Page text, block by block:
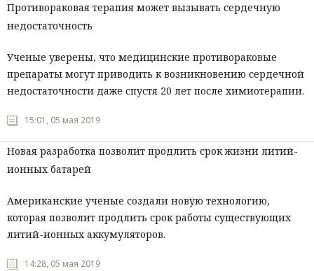
Противораковая терапия может вызывать сердечную
недостаточность
Ученые уверены, что медицинские противораковые
препараты могут приводить к возникновению сердечной
недостаточности даже спустя 20 лет после химиотерапии.
15:01, 05 мая 2019
Новая разработка позволит продлить срок жизни литий-
ионных батарей
Американские ученые создали новую технологию,
которая позволит продлить срок работы существующих
литий-ионных аккумуляторов.
14:28, 05 мая 2019